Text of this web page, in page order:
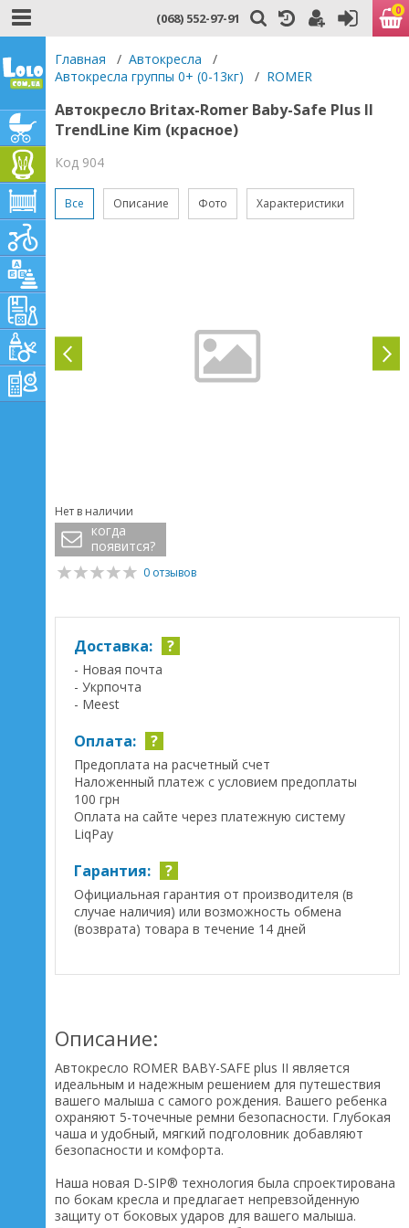
(068) 552-97-91 0
Главная / Автокресла
/
Автокресла группы 0+ (0-13кг)
/ ROMER
Автокресло Britax-Romer Baby-Safe Plus II
TrendLine Kim (красное)
Код 904
Все Описание Фото Характеристики
Нет в наличии
когда
появится?
0 отзывов
Доставка: ?
- Новая почта
- Укрпочта
- Meest
Оплата: ?
Предоплата на расчетный счет
Наложенный платеж с условием предоплаты
100 грн
Оплата на сайте через платежную систему
LiqPay
Гарантия: ?
Официальная гарантия от производителя (в
случае наличия) или возможность обмена
(возврата) товара в течение 14 дней
Описание:
Автокресло ROMER BABY-SAFE plus II является
идеальным и надежным решением для путешествия
вашего малыша с самого рождения. Вашего ребенка
охраняют 5-точечные ремни безопасности. Глубокая
чаша и удобный, мягкий подголовник добавляют
безопасности и комфорта.
Наша новая D-SIP® технология была спроектирована
по бокам кресла и предлагает непревзойденную
защиту от боковых ударов для вашего малыша.